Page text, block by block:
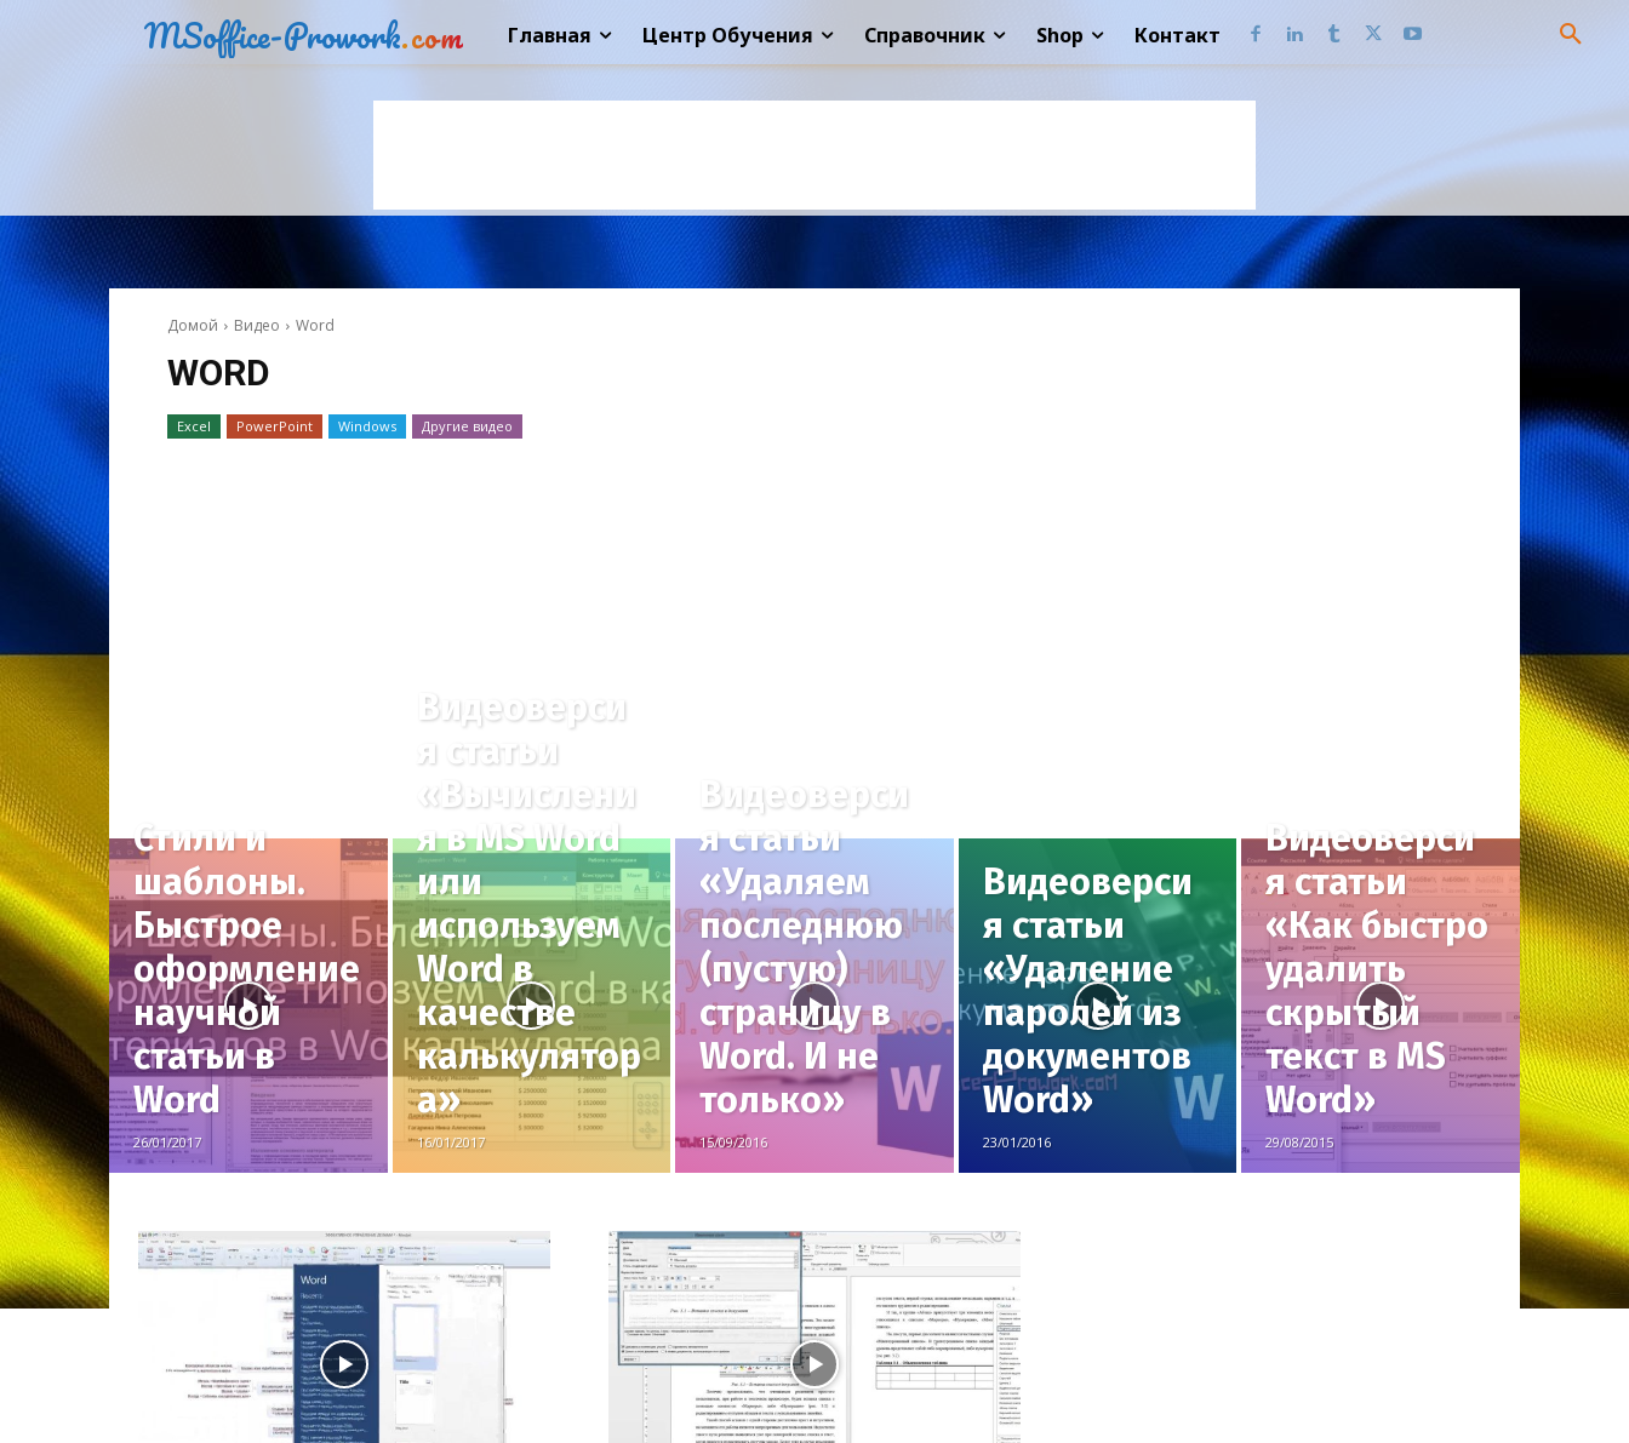
MSoffice-Prowork.com Главная Центр Обучения Справочник Shop Контакт
Домой Видео Word
WORD
Excel PowerPoint Windows Другие видео
Стили и
шаблоны.
Быстрое
оформление
научной
статьи в
Word
26/01/2017
Видеоверси
я статьи
«Вычислени
я в MS Word
или
используем
Word в
качестве
калькулятор
а»
16/01/2017
Видеоверси
я статьи
«Удаляем
последнюю
(пустую)
страницу в
Word. И не
только»
15/09/2016
Видеоверси
я статьи
«Удаление
паролей из
документов
Word»
23/01/2016
Видеоверси
я статьи
«Как быстро
удалить
скрытый
текст в MS
Word»
29/08/2015